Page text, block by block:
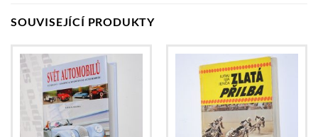
SOUVISEJÍCÍ PRODUKTY